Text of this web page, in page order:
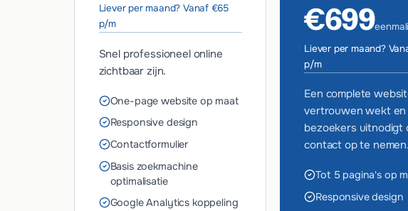
Liever per maand? Vanaf €65
p/m
Snel professioneel online
zichtbaar zijn.
One-page website op maat
Responsive design
Contactformulier
Basis zoekmachine
optimalisatie
Google Analytics koppeling
€699
Liever per maand?
p/m
Een complete
vertrouwen wekt en
bezoekers uitnodigt
contact op te nemen.
Tot 5 pagina's op
Responsive design